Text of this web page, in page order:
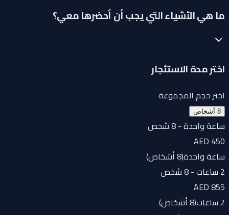
ما هي الأشياء التي يجب أن أحضرها معي؟
اختر مدة الاستئجار
اختر حجم المجموعة
ساعة واحدة - 8 شخص
AED 450
ساعة واحدة(8 أشخاص
AED 855
(8 أشخاص